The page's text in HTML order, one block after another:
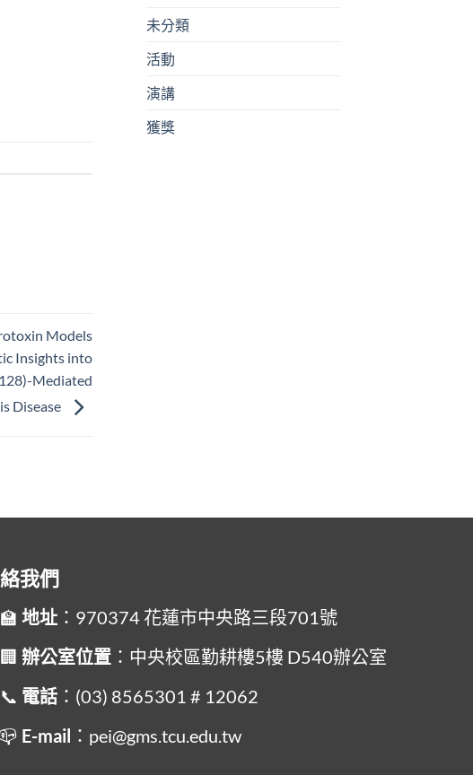
Models
Insights into
Mediated
Disease
未分類
活動
演講
獲獎
我們
地址 ：970374 花蓮市中央路三段701號
辦公室位置 ：中央校區勤耕樓5樓 D540辦公室
電話 ：(03) 8565301 # 12062
E-mail ：pei@gms.tcu.edu.tw